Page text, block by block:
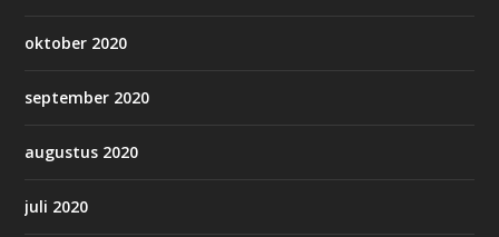
oktober 2020
september 2020
augustus 2020
juli 2020